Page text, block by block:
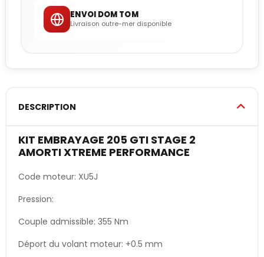
ENVOI DOM TOM
Livraison outre-mer disponible
DESCRIPTION
KIT EMBRAYAGE 205 GTI STAGE 2
AMORTI XTREME PERFORMANCE
Code moteur: XU5J
Pression:
Couple admissible: 355 Nm
Déport du volant moteur: +0.5 mm